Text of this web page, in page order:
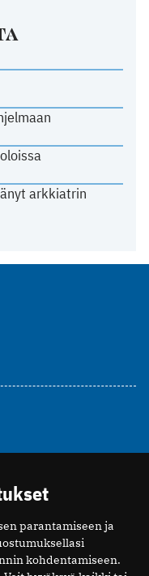
arkkiatrin
parantamiseen ja
kohdentamiseen.